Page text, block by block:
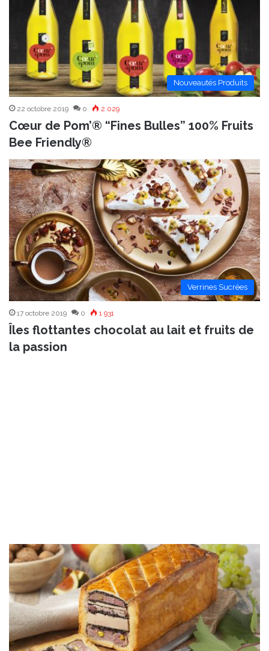
Nouveautés Produits
22 octobre 2019 0 2 029
Cœur de Pom’® “Fines Bulles” 100% Fruits
Bee Friendly®
Verrines Sucrées
17 octobre 2019 0 1 931
Îles flottantes chocolat au lait et fruits de
la passion